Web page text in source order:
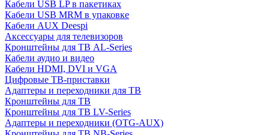
Кабели USB LP в пакетиках
Кабели USB MRM в упаковке
Кабели AUX Deespi
Аксессуары для телевизоров
Кронштейны для ТВ AL-Series
Кабели аудио и видео
Кабели HDMI, DVI и VGA
Цифровые ТВ-приставки
Адаптеры и переходники для ТВ
Кронштейны для ТВ
Кронштейны для ТВ LV-Series
Адаптеры и переходники (OTG-AUX)